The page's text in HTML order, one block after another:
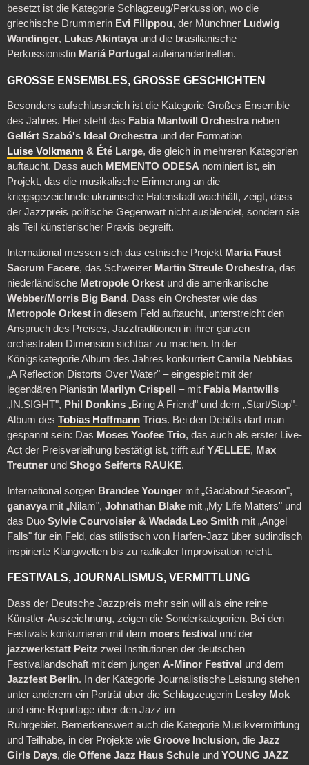
besetzt ist die Kategorie Schlagzeug/Perkussion, wo die
griechische Drummerin Evi Filippou, der Münchner Ludwig
Wandinger, Lukas Akintayaund die brasilianische
Perkussionistin Mariá Portugal aufeinandertreffen.
GROSSE ENSEMBLES, GROSSE GESCHICHTEN
Besonders aufschlussreich ist die Kategorie Großes Ensemble
des Jahres. Hier steht das Fabia Mantwill Orchestraneben
Gellért Szabó's Ideal Orchestraund der Formation
Luise Volkmann& Été Large, die gleich in mehreren Kategorien
auftaucht. Dass auch MEMENTO ODESAnominiert ist, ein
Projekt, das die musikalische Erinnerung an die
kriegsgezeichnete ukrainische Hafenstadt wachhält, zeigt, dass
der Jazzpreis politische Gegenwart nicht ausblendet, sondern sie
als Teil künstlerischer Praxis begreift.
International messen sich das estnische Projekt Maria Faust
Sacrum Facere, das Schweizer Martin Streule Orchestra, das
niederländische Metropole Orkestund die amerikanische
Webber/Morris Big Band . Dass ein Orchester wie das
Metropole Orkestin diesem Feld auftaucht, unterstreicht den
Anspruch des Preises, Jazztraditionen in ihrer ganzen
orchestralen Dimension sichtbar zu machen.
In der
Königskategorie Album des Jahres konkurriert Camila Nebbias
„A Reflection Distorts Over Water" – eingespielt mit der
legendären Pianistin Marilyn Crispell – mit Fabia Mantwills
„IN.SIGHT", Phil Donkins„Bring A Friend" und dem „Start/Stop"-
Album des Tobias HoffmannTrios. Bei den Debüts darf man
gespannt sein: Das Moses Yoofee Trio, das auch als erster Live-
Act der Preisverleihung bestätigt ist, trifft aufYÆLLEE, Max
Treutnerund Shogo Seiferts RAUKE.
International sorgen Brandee Youngermit „Gadabout Season",
ganavyamit „Nilam", Johnathan Blakemit „My Life Matters" und
das Duo Sylvie Courvoisier & Wadada Leo Smithmit „Angel
Falls" für ein Feld, das stilistisch von Harfen-Jazz über südindisch
inspirierte Klangwelten bis zu radikaler Improvisation reicht.
FESTIVALS, JOURNALISMUS, VERMITTLUNG
Dass der Deutsche Jazzpreis mehr sein will als eine reine
Künstler-Auszeichnung, zeigen die Sonderkategorien. Bei den
Festivals konkurrieren mit dem moers festival und der
jazzwerkstatt Peitz zwei Institutionen der deutschen
Festivallandschaft mit dem jungen A-Minor Festival und dem
Jazzfest Berlin. In der Kategorie Journalistische Leistung stehen
unter anderem ein Porträt über die Schlagzeugerin Lesley Mok
und eine Reportage über den Jazz im
Ruhrgebiet. Bemerkenswert auch die Kategorie Musikvermittlung
und Teilhabe, in der Projekte wie Groove Inclusion, die Jazz
Girls Days, die Offene Jazz Haus Schuleund YOUNG JAZZ